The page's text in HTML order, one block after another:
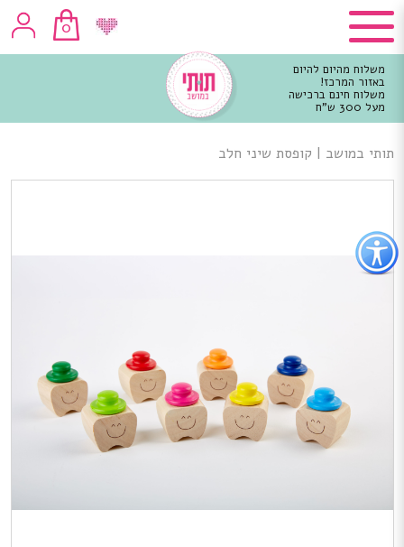
כפתור
לפתיחת
תפריט
נגישות
0
משלוח מהיום להיום
באזור המרכז!
משלוח חינם ברכישה
מעל 300 ש"ח
מרכזי
תותי במושב | קופסת שיני חלב